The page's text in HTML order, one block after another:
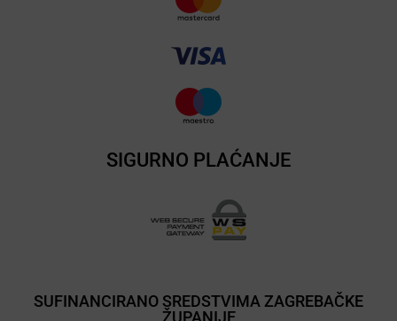
SIGURNO PLAĆANJE
SUFINANCIRANO SREDSTVIMA ZAGREBAČKE
ŽUPANIJE